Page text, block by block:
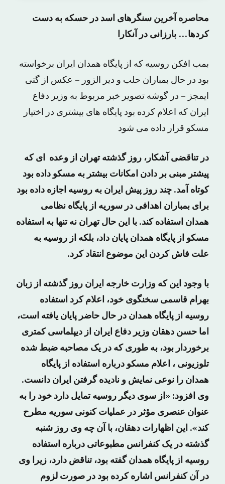
محاصره آخرین سنگرهای اسد در حسکه به دست
کردها… بارزانی در آنکارا
بمب افکن روسیه که از پایگاه همدان ایران برخواسته
بود در حال بمباران حلب و دیر الزور – عکس از گتی
ایمجز – در گوشه تصویر خبر مربوط به وزیر دفاع
ایران که اعلام کرده بود پایگاه های بیشتری در اختیار
مسکو قرار داده می شود
در تناقضی آشکار، روز گذشته تهران از وعده ای که
پیشتر مبنی بر دادن امکانات بیشتر به مسکو داده بود
کوتاه آمد. چند روز پیش ایران به روسیه اجازه داده بود
برای بمباران اهدافی در سوریه از پایگاه نظامی
همدان استفاده کند. با این حال تهران نه تنها به استفاده
مسکو از پایگاه همدان پایان داد، بلکه از روسیه به
علت فاش کردن این موضوع انتقاد کرد.
با وجود این که وزارت خارجه ایران روز گذشته از زبان
بهرام قاسمی سخنگوی خود، اعلام کرد استفاده
روسیه از پایگاه همدان در حال حاضر پایان یافته است،
اما حسن دهقان وزیر دفاع ایران از دیپلماسی کمتری
برخوردار بود، به طوری که در یک مصاحبه ضبط شده
تلوزیونی ، اعلام مسکو درباره استفاده از پایگاه
همدان را نوعی نمایش و نادیده گرفتن ایران دانست.
وی افزود: «از سوی دیگر روسیه تمایل دارد خود را به
عنوان عنصری مؤثر در عملیات کنونی سوریه مطرح
کند». این اظهارات دهقان، با آن چه وی روز شنبه
گذشته در یک کنفرانس مطبوعاتی درباره استفاده
روسیه از پایگاه همدان گفته بود، تناقض دارد، زیرا وی
در آن کنفرانس اشاره کرده بود در صورت لزوم